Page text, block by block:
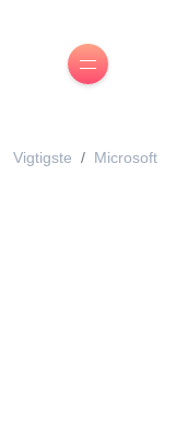
Vigtigste Microsoft